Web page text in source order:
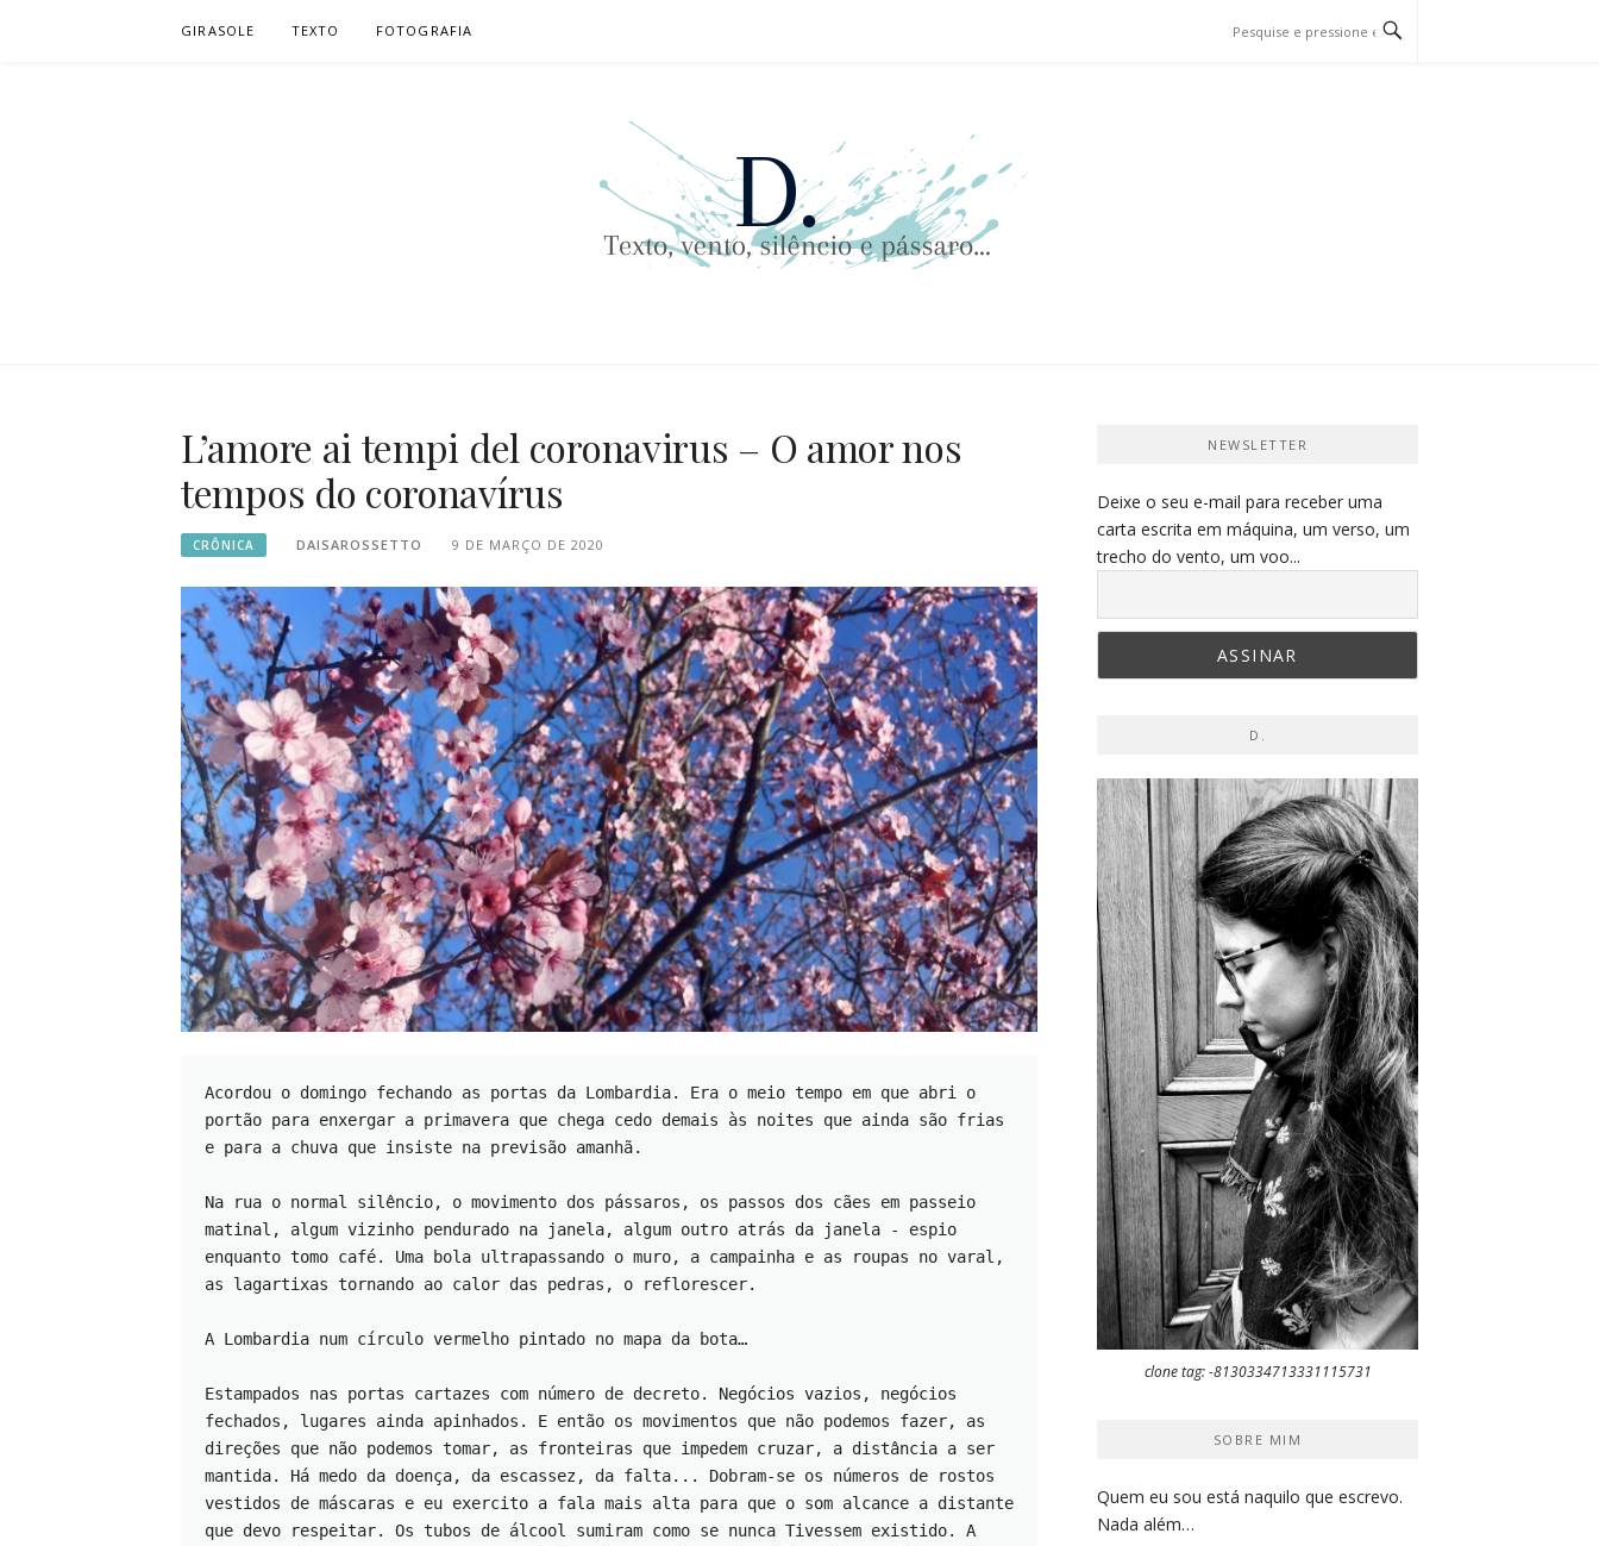
GIRASOLE TEXTO FOTOGRAFIA
L’amore ai tempi del coronavirus – O amor nos
tempos do coronavírus
CRÔNICA DAISAROSSETTO 9 DE MARÇO DE 2020
Acordou o domingo fechando as portas da Lombardia. Era o meio tempo em que abri o
portão para enxergar a primavera que chega cedo demais às noites que ainda são frias
e para a chuva que insiste na previsão amanhã.
Na rua o normal silêncio, o movimento dos pássaros, os passos dos cães em passeio
matinal, algum vizinho pendurado na janela, algum outro atrás da janela - espio
enquanto tomo café. Uma bola ultrapassando o muro, a campainha e as roupas no varal,
as lagartixas tornando ao calor das pedras, o reflorescer.
A Lombardia num círculo vermelho pintado no mapa da bota…
Estampados nas portas cartazes com número de decreto. Negócios vazios, negócios
fechados, lugares ainda apinhados. E então os movimentos que não podemos fazer, as
direções que não podemos tomar, as fronteiras que impedem cruzar, a distância a ser
mantida. Há medo da doença, da escassez, da falta... Dobram-se os números de rostos
vestidos de máscaras e eu exercito a fala mais alta para que o som alcance a distante
que devo respeitar. Os tubos de álcool sumiram como se nunca Tivessem existido. A
NEWSLETTER
Deixe o seu e-mail para receber uma
carta escrita em máquina, um verso, um
trecho do vento, um voo...
D.
clone tag: -8130334713331115731
SOBRE MIM
Quem eu sou está naquilo que escrevo.
Nada além…